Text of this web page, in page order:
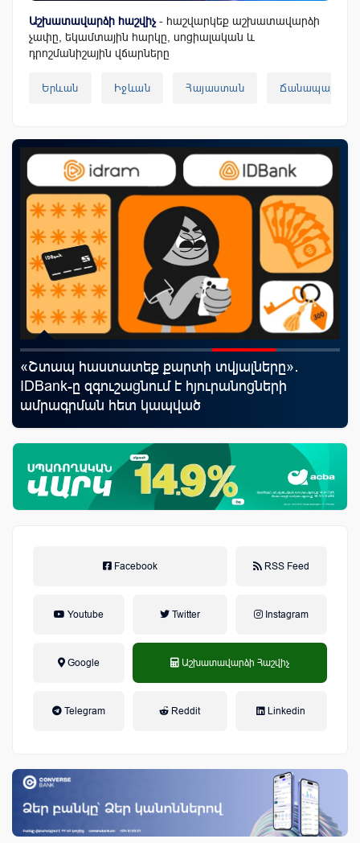
Աշխատավարձի հաշվիչ - հաշվարկեք աշխատավարձի
չափը, եկամտային հարկը, սոցիալական և
դրոշմանիշային վճարները
Երևան Իջևան Հայաստան
«Շտապ հաստատեք քարտի տվյալները»․
IDBank-ը զգուշացնում է հյուրանոցների
ամրագրման հետ կապված
զեղծարարությունների մասին
Facebook RSS Feed
Youtube Twitter Instagram
Google Աշխատավարձի Հաշվիչ
Telegram Reddit Linkedin